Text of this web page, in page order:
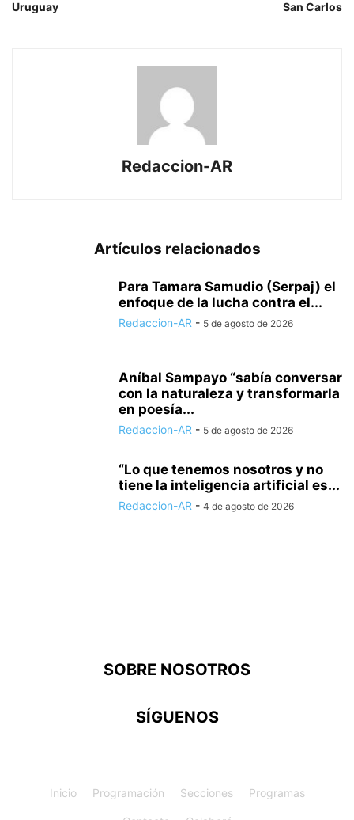
Uruguay
San Carlos
Redaccion-AR
Artículos relacionados
Para Tamara Samudio (Serpaj) el
enfoque de la lucha contra el...
Redaccion-AR - 5 de agosto de 2026
Aníbal Sampayo “sabía conversar
con la naturaleza y transformarla
en poesía...
Redaccion-AR - 5 de agosto de 2026
“Lo que tenemos nosotros y no
tiene la inteligencia artificial es...
Redaccion-AR - 4 de agosto de 2026
SOBRE NOSOTROS
SÍGUENOS
Inicio Programación Secciones Programas